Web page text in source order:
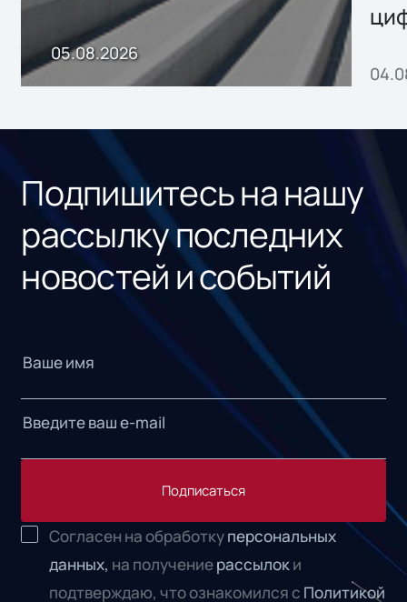
05.08.2026
Подпишитесь на нашу
рассылку последних
новостей и событий
Подписаться
Согласен на обработкуперсональных
данных, на получениерассылоки
подтверждаю, что ознакомился с Политикой